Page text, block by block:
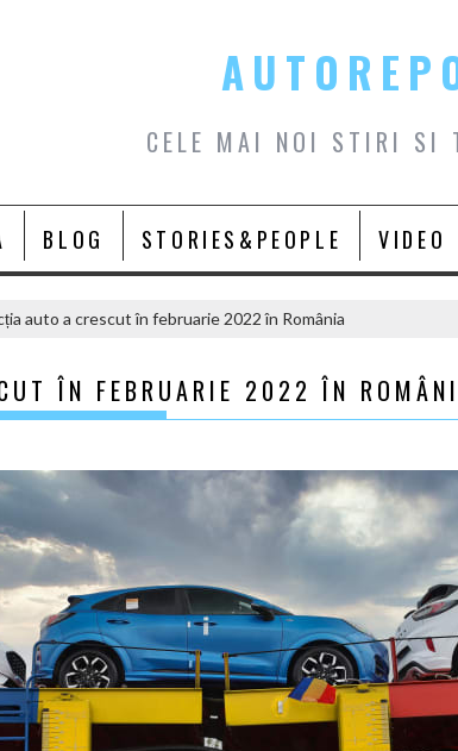
CELE MAI NOI STIRI SI
BLOG STORIES&PEOPLE VIDEO
auto a crescut în februarie 2022 în România
ÎN FEBRUARIE 2022 ÎN